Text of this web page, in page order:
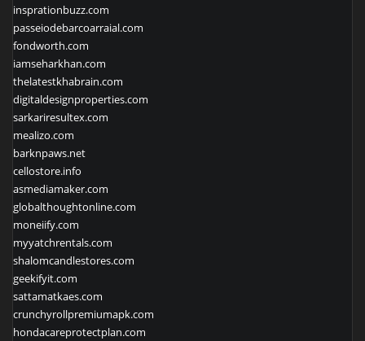
insprationbuzz.com
passeiodebarcoarraial.com
fondworth.com
iamseharkhan.com
thelatestkhabrain.com
digitaldesignproperties.com
sarkariresultex.com
mealizo.com
barknpaws.net
cellostore.info
asmediamaker.com
globalthoughtonline.com
moneiify.com
myyatchrentals.com
shalomcandlestores.com
geekifyit.com
sattamatkaes.com
crunchyrollpremiumapk.com
hondacareprotectplan.com